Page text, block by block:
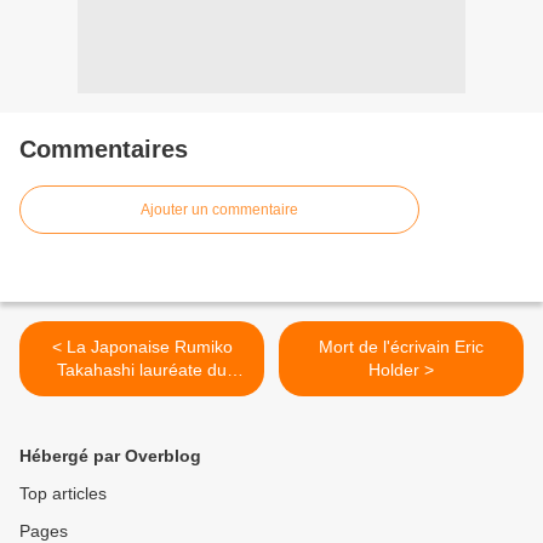
Commentaires
Ajouter un commentaire
< La Japonaise Rumiko
Takahashi lauréate du
Grand prix d'Angoulême
Mort de l'écrivain Eric
Holder >
Hébergé par Overblog
Top articles
Pages